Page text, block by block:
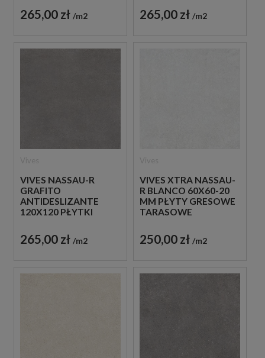
265,00 zł m2 265,00 zł m2
VIVES NASSAU-R
GRAFITO
ANTIDESLIZANTE
120X120 PŁYTKI
265,00 zł m2
VIVES XTRA NASSAU-
R BLANCO 60X60-20
MM PŁYTY GRESOWE
TARASOWE
250,00 zł m2